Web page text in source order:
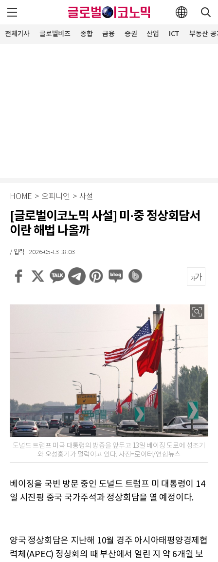
전체기사 글로벌비즈 종합 금융 증권 산업 ICT 부동산·
HOME > 오피니언 > 사설
[글로벌이코노믹 사설] 미·중 정상회담서
이란 해법 나올까
/ 입력 : 2026-05-13 18:03
도널드 트럼프 미국 대통령의 방중을 앞두고 13일 베이징 도로에 성조기
와 오성홍기가 펄럭이고 있다. 사진=로이터/연합뉴스
베이징을 국빈 방문 중인 도널드 트럼프 미 대통령이 14
일 시진핑 중국 국가주석과 정상회담을 열 예정이다.
양국 정상회담은 지난해 10월 경주 아시아태평양경제협
력체(APEC) 정상회의 때 부산에서 열린 지 약 6개월 보